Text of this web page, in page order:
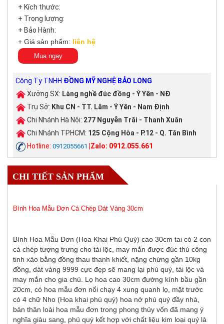
+ Kích thước:
+ Trọng lượng:
+ Bảo Hành:
+ Giá sản phẩm: liên hệ
Mua ngay
Công Ty TNHH ĐỒNG MỸ NGHỆ BẢO LONG
Xưởng SX: Làng nghề đúc đồng - Ý Yên - NĐ
Trụ Sở: Khu CN - TT. Lâm - Ý Yên - Nam Định
Chi Nhánh Hà Nội: 277 Nguyễn Trãi - Thanh Xuân
Chi Nhánh TPHCM: 125 Cộng Hòa - P.12 - Q. Tân Bình
Hotline: 0912055661 |Zalo: 0912.055.661
CHI TIẾT SẢN PHẨM
Bình Hoa Mẫu Đơn Cá Chép Dát Vàng 30cm
Bình Hoa Mẫu Đơn (Hoa Khai Phú Quý) cao 30cm tai có 2 con
cá chép tượng trưng cho tài lộc, may mắn được đúc thủ công
tinh xảo bằng đồng thau thanh khiết, nặng chừng gần 10kg
đồng, dát vàng 9999 cực đẹp sẽ mang lại phú quý, tài lộc và
may mắn cho gia chủ. Lọ hoa cao 30cm đường kính bầu gần
20cm, có hoa mẫu đơn nổi chạy 4 xung quanh lọ, mặt trước
có 4 chữ Nho (Hoa khai phú quý) hoa nở phú quý đầy nhà,
bản thân loài hoa mẫu đơn trong phong thủy vốn đã mang ý
nghĩa giàu sang, phú quý kết hợp với chất liệu kim loại quý là